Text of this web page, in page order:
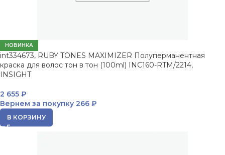
НОВИНКА
int334673, RUBY TONES MAXIMIZER Полуперманентная
краска для волос тон в тон (100ml) INC160-RTM/2214,
INSIGHT
2 655 ₽
Вернем за покупку 266 ₽
В КОРЗИНУ